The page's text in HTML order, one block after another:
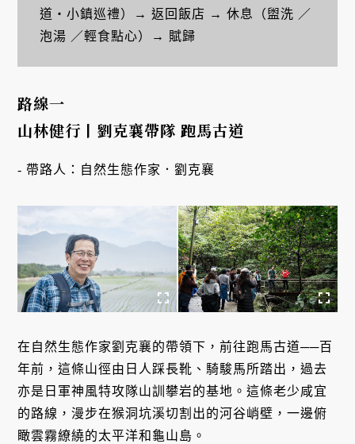
道・小鎮巡禮）→ 返回飯店 → 休息（盥洗 ／
泡湯 ／輕食點心）→ 賦歸
路線一
山林健行丨劉克襄帶隊 跑馬古道
- 帶路人：自然生態作家．劉克襄
在自然生態作家劉克襄的帶領下，前往跑馬古道──百
年前，這條山徑由日人踩長靴、騎駿馬所踏出，過去
亦是日軍神風特攻隊山訓攀岩的基地。這條老少咸宜
的路線，漫步在猴洞坑溪切割出的河谷峭壁，一邊俯
瞰雲霧繚繞的太平洋和龜山島。